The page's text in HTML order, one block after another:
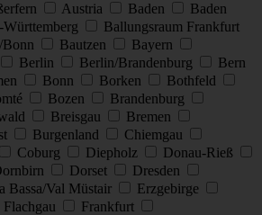
Austria Baden
Baden
Württemberg
Ballungsraum Frankfurt
Bautzen
Bayern
Berlin Berlin/Brandenburg
Bern
Bonn Borken
Bothfeld
Bozen
Brandenburg
Breisgau
Bremen
Burgenland
Chiemgau
Coburg Diepholz
Donau-Rieß
Dorset
Dresden
Bassa/Val Müstair
Erzgebirge
Flachgau
Frankfurt